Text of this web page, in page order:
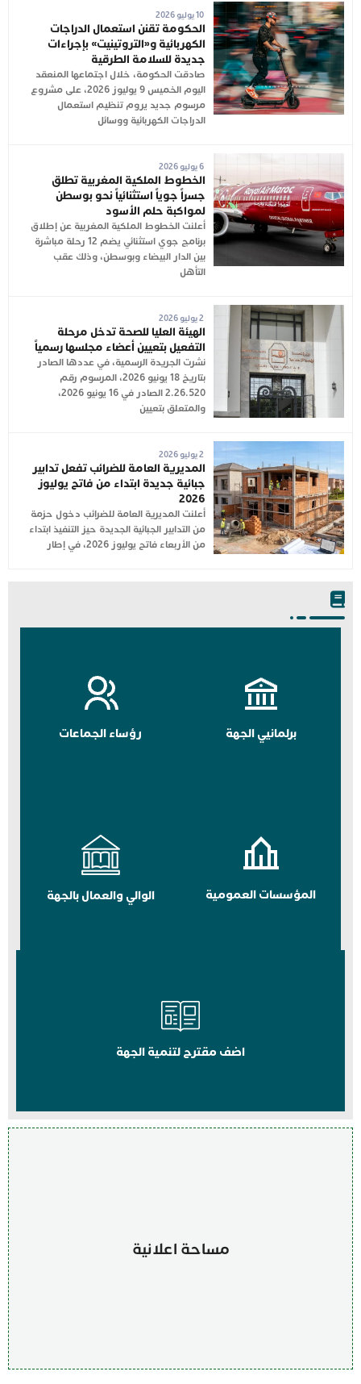
10 يوليو 2026
الحكومة تقنن استعمال الدراجات
الكهربائية و«التروتينيت» بإجراءات
جديدة للسلامة الطرقية
صادقت الحكومة، خلال اجتماعها المنعقد
اليوم الخميس 9 يوليوز 2026، على مشروع
مرسوم جديد يروم تنظيم استعمال
الدراجات الكهربائية ووسائل
6 يوليو 2026
الخطوط الملكية المغربية تطلق
جسراً جوياً استثنائياً نحو بوسطن
لمواكبة حلم الأسود
أعلنت الخطوط الملكية المغربية عن إطلاق
برنامج جوي استثنائي يضم 12 رحلة مباشرة
بين الدار البيضاء وبوسطن، وذلك عقب
التأهل
2 يوليو 2026
الهيئة العليا للصحة تدخل مرحلة
التفعيل بتعيين أعضاء مجلسها رسمياً
نشرت الجريدة الرسمية، في عددها الصادر
بتاريخ 18 يونيو 2026، المرسوم رقم
2.26.520 الصادر في 16 يونيو 2026،
والمتعلق بتعيين
2 يوليو 2026
المديرية العامة للضرائب تفعل تدابير
جبائية جديدة ابتداء من فاتح يوليوز
2026
أعلنت المديرية العامة للضرائب دخول حزمة
من التدابير الجبائية الجديدة حيز التنفيذ ابتداء
من الأربعاء فاتح يوليوز 2026، في إطار
برلمانيي الجهة رؤساء الجماعات
المؤسسات العمومية الوالي والعمال بالجهة
اضف مقترح لتنمية الجهة
مساحة اعلانية